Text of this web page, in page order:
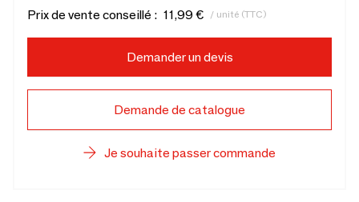
Prix de vente conseillé : 11,99 € / unité (TTC)
Demander un devis
Demande de catalogue
Je souhaite passer commande